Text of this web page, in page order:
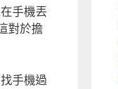
手機丟
對於擔
手機過